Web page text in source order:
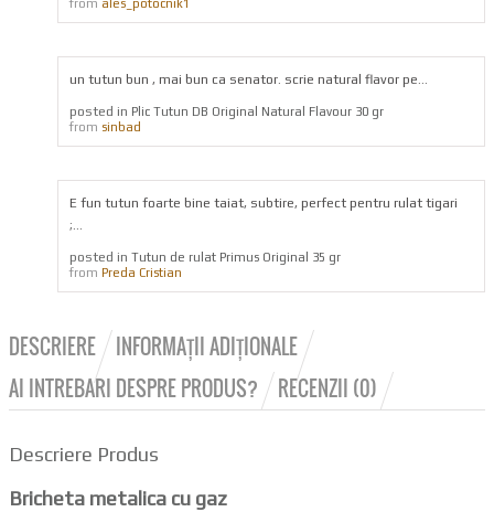
from ales_potocnik1
un tutun bun , mai bun ca senator. scrie natural flavor pe...
posted in Plic Tutun DB Original Natural Flavour 30 gr
from sinbad
E fun tutun foarte bine taiat, subtire, perfect pentru rulat tigari
;...
posted in Tutun de rulat Primus Original 35 gr
from Preda Cristian
DESCRIERE
INFORMAȚII ADIȚIONALE
AI INTREBARI DESPRE PRODUS?
RECENZII (0)
Descriere Produs
Bricheta metalica cu gaz